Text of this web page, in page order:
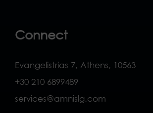
Connect
Evangelistrias 7, Athens, 10563
+30 210 6899489
services@amnislg.com